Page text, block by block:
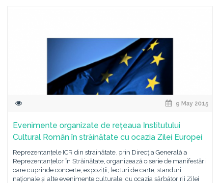
9 May 2015
Evenimente organizate de rețeaua Institutului
Cultural Român în străinătate cu ocazia Zilei Europei
Reprezentanțele ICR din strainătate, prin Direcția Generală a
Reprezentanțelor în Străinătate, organizează o serie de manifestări
care cuprinde concerte, expoziții, lecturi de carte, standuri
naționale și alte evenimente culturale, cu ocazia sărbătoririi Zilei